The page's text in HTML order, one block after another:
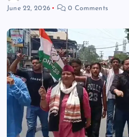
June 22, 2026
0 Comments